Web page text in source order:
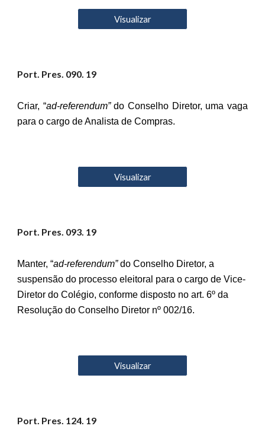
Visualizar
Port. Pres. 090. 19
Criar, “ad-referendum”do Conselho Diretor, uma vaga
para o cargo de Analista de Compras.
Visualizar
Port. Pres. 093. 19
Manter, “ad-referendum”do Conselho Diretor, a
suspensão do processo eleitoral para o cargo de Vice-
Diretor do Colégio, conforme disposto no art. 6º da
Resolução do Conselho Diretor nº 002/16.
Visualizar
Port. Pres. 124. 19